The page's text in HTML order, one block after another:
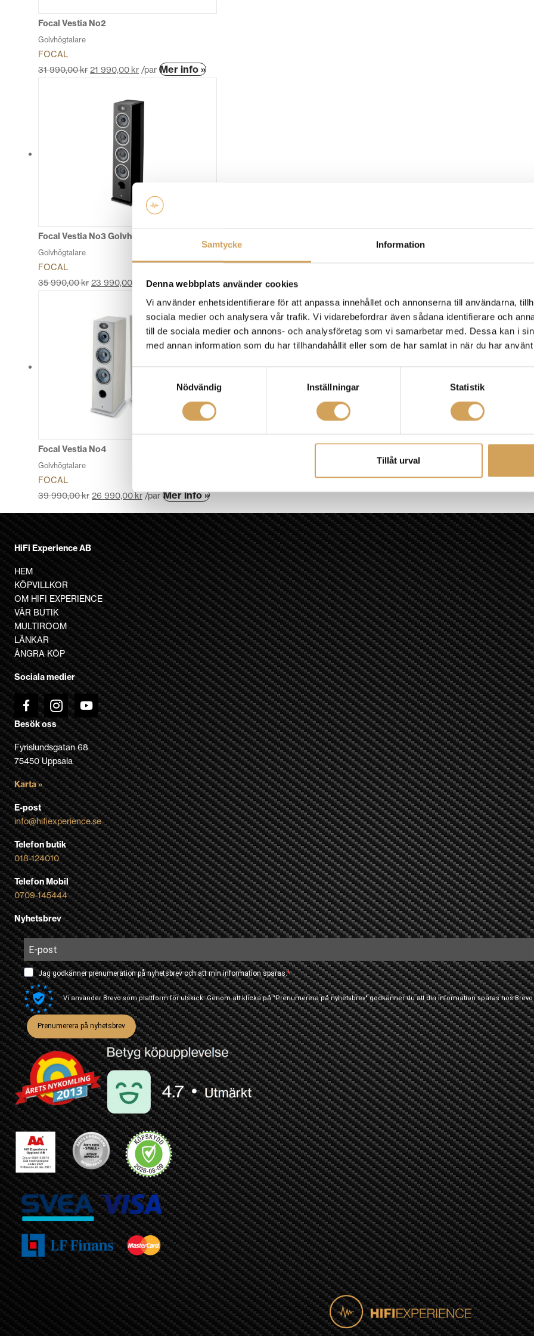
Samtycke Information
Denna webbplats använder cookies
Vi använder enhetsidentifierare för att anpassa innehållet och annonserna till användarna,
sociala medier och analysera vår trafik. Vi vidarebefordrar även sådana identifierare och
till de sociala medier och annons- och analysföretag som vi samarbetar med. Dessa kan i
med annan information som du har tillhandahållit eller som de har samlat in när du har
Nödvändig
Inställningar Statistik
Tillåt urval
Focal Vestia No2
Golvhögtalare
FOCAL
31 990,00kr 21 990,00 kr /par Mer info »Den
produktsidan
Focal Vestia No3 Golvhögtalare
Golvhögtalare
FOCAL
35 990,00kr 23 990,00 /par Mer info »Den
produkten
har
flera
varianter.
alternativen
kan
väljas
på
Focal Vestia No4
Golvhögtalare
FOCAL
39 990,00kr 26 990,00kr /par Mer info »Den
produkten
har
flera
varianter.
De
olika
alternativen
kan
väljas
på
produktsidan
HiFi Experience AB
HEM
KÖPVILLKOR
OM HIFI EXPERIENCE
VÅR BUTIK
MULTIROOM
LÄNKAR
ÅNGRA KÖP
Sociala medier
Besök oss
Fyrislundsgatan 68
75450 Uppsala
Karta »
E-post
info@hifiexperience.se
Telefon butik
018-124010
Telefon Mobil
0709-145444
Nyhetsbrev
Jag godkänner prenumeration på nyhetsbrev och att min information sparas.
Vi använder Brevo som plattform för utskick. Genom att klicka på "Prenumerera på nyhetsbrev" godkänner du att din information sparas hos
Prenumerera på nyhetsbrev